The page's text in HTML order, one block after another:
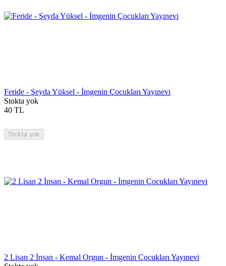
Feride - Şeyda Yüksel - İmgenin Çocukları Yayınevi
Stokta yok
40 TL
Stokta yok
2 Lisan 2 İnsan - Kemal Orgun - İmgenin Çocukları Yayınevi